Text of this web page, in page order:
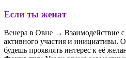
Если ты женат
Венера в Овне → Взаимодействие с
активного участия и инициативы.
будешь проявлять интерес к её